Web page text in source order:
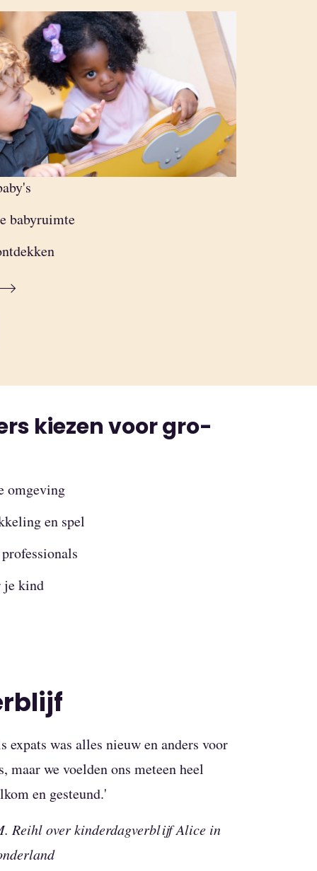
babyruimte
kiezen voor gro-
omgeving
en spel
je kind
expats was alles nieuw en anders voor
maar we voelden ons meteen heel
en gesteund.'
Reihl over kinderdagverblijf Alice in